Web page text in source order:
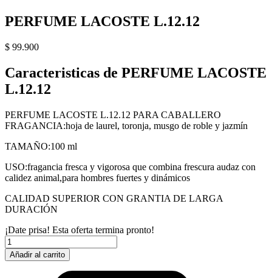
PERFUME LACOSTE L.12.12
$ 99.900
Caracteristicas de PERFUME LACOSTE
L.12.12
PERFUME LACOSTE L.12.12 PARA CABALLERO
FRAGANCIA:hoja de laurel, toronja, musgo de roble y jazmín
TAMAÑO:100 ml
USO:fragancia fresca y vigorosa que combina frescura audaz con
calidez animal,para hombres fuertes y dinámicos
CALIDAD SUPERIOR CON GRANTIA DE LARGA
DURACIÓN
¡Date prisa! Esta oferta termina pronto!
PERFUME
LACOSTE
L.12.12
Añadir al carrito